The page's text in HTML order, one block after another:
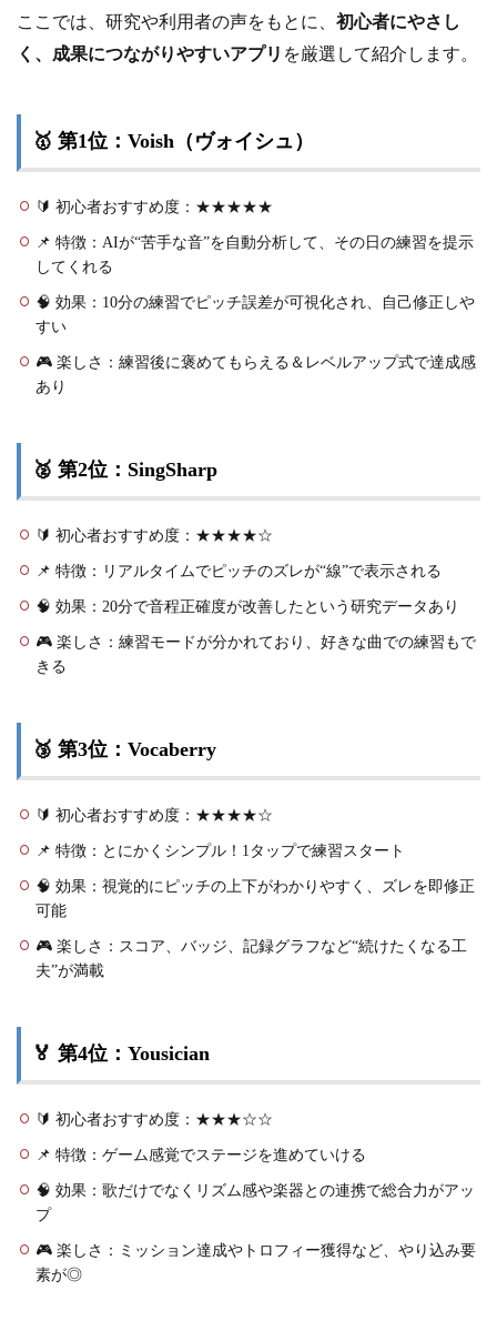
ここでは、研究や利用者の声をもとに、 初心者にやさし
く、成果につながりやすいアプリ を厳選して紹介します。
🥇 第1位：Voish（ヴォイシュ）
🔰 初心者おすすめ度：★★★★★
📌 特徴：AIが“苦手な音”を自動分析して、その日の練習を提示
してくれる
🧠 効果：10分の練習でピッチ誤差が可視化され、自己修正しや
すい
🎮 楽しさ：練習後に褒めてもらえる＆レベルアップ式で達成感
あり
🥈 第2位：SingSharp
🔰 初心者おすすめ度：★★★★☆
📌 特徴：リアルタイムでピッチのズレが“線”で表示される
🧠 効果：20分で音程正確度が改善したという研究データあり
🎮 楽しさ：練習モードが分かれており、好きな曲での練習もで
きる
🥉 第3位：Vocaberry
🔰 初心者おすすめ度：★★★★☆
📌 特徴：とにかくシンプル！1タップで練習スタート
🧠 効果：視覚的にピッチの上下がわかりやすく、ズレを即修正
可能
🎮 楽しさ：スコア、バッジ、記録グラフなど“続けたくなる工
夫”が満載
🏅 第4位：Yousician
🔰 初心者おすすめ度：★★★☆☆
📌 特徴：ゲーム感覚でステージを進めていける
🧠 効果：歌だけでなくリズム感や楽器との連携で総合力がアッ
プ
🎮 楽しさ：ミッション達成やトロフィー獲得など、やり込み要
素が◎